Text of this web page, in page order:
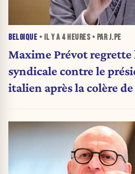
BELGIQUE • IL Y A 4 HEURES• PAR J.PE
Maxime Prévot regrette
syndicale contre le
italien après la colère